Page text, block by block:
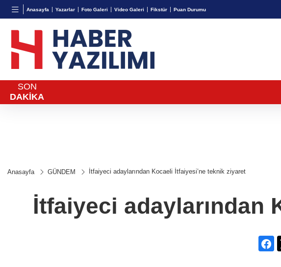
Anasayfa Yazarlar Foto Galeri Video Galeri Fikstür Puan Durumu
BGN
27,9743 %-0,22
VND
0,0018%0,32
6.660,55
SON
DAKİKA
Anasayfa GÜNDEM İtfaiyeci adaylarından Kocaeli İtfaiyesi’ne teknik ziyaret
İtfaiyeci adaylarından